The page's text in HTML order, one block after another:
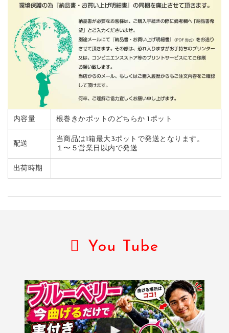
内容量 根巻きかポットのどちらか 1ポット
配送
当商品は1箱最大3ポットで発送となります。
１〜５営業日以内で発送
出荷時期
You Tube